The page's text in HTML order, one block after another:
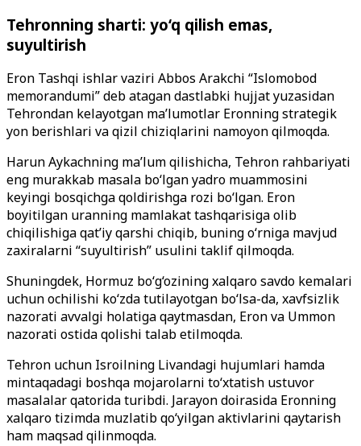
Tehronning sharti: yo‘q qilish emas,
suyultirish
Eron Tashqi ishlar vaziri Abbos Arakchi “Islomobod
memorandumi” deb atagan dastlabki hujjat yuzasidan
Tehrondan kelayotgan ma’lumotlar Eronning strategik
yon berishlari va qizil chiziqlarini namoyon qilmoqda.
Harun Aykachning ma’lum qilishicha, Tehron rahbariyati
eng murakkab masala bo‘lgan yadro muammosini
keyingi bosqichga qoldirishga rozi bo‘lgan. Eron
boyitilgan uranning mamlakat tashqarisiga olib
chiqilishiga qat’iy qarshi chiqib, buning o‘rniga mavjud
zaxiralarni “suyultirish” usulini taklif qilmoqda.
Shuningdek, Hormuz bo‘g‘ozining xalqaro savdo kemalari
uchun ochilishi ko‘zda tutilayotgan bo‘lsa-da, xavfsizlik
nazorati avvalgi holatiga qaytmasdan, Eron va Ummon
nazorati ostida qolishi talab etilmoqda.
Tehron uchun Isroilning Livandagi hujumlari hamda
mintaqadagi boshqa mojarolarni to‘xtatish ustuvor
masalalar qatorida turibdi. Jarayon doirasida Eronning
xalqaro tizimda muzlatib qo‘yilgan aktivlarini qaytarish
ham maqsad qilinmoqda.